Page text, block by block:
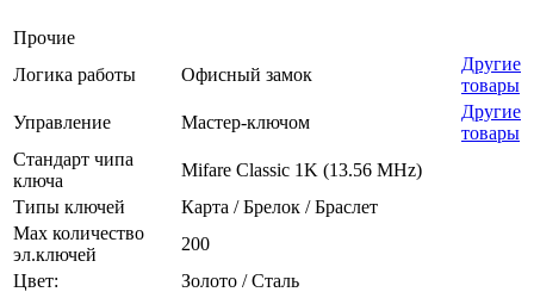
Прочие
Логика работы
Офисный замок
Другие
товары
Управление
Мастер-ключом
Другие
товары
Стандарт чипа
ключа
Mifare Classic 1K (13.56 MHz)
Типы ключей
Карта / Брелок / Браслет
Max количество
эл.ключей
200
Цвет:
Золото / Сталь